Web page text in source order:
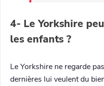
4- Le Yorkshire
les enfants ?
Le Yorkshire ne regarde
dernières lui veulent du